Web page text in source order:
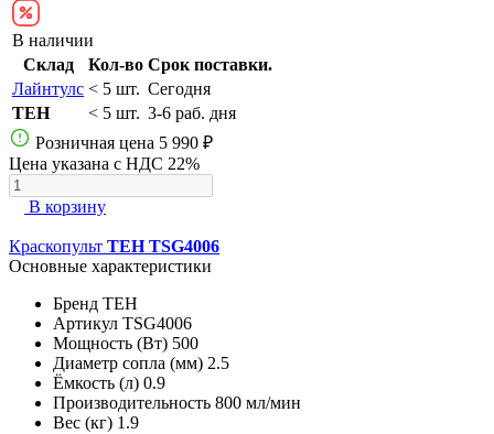
В наличии
Склад
Кол-во Срок поставки.
Лайнтулс < 5 шт. Сегодня
TEH
< 5 шт. 3-6 раб. дня
Розничная цена 5 990 ₽
Цена указана с НДС 22%
В корзину
Краскопульт TEH TSG4006
Основные характеристики
Бренд TEH
Артикул TSG4006
Мощность (Вт) 500
Диаметр сопла (мм) 2.5
Ёмкость (л) 0.9
Производительность 800 мл/мин
Вес (кг) 1.9